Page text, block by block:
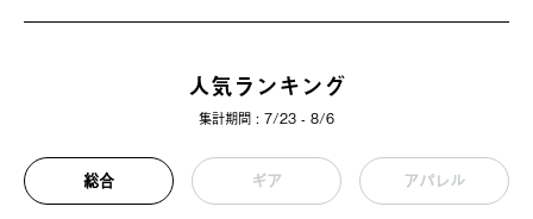
人気ランキング
集計期間 : 7/23 - 8/6
総合 ギア アパレル